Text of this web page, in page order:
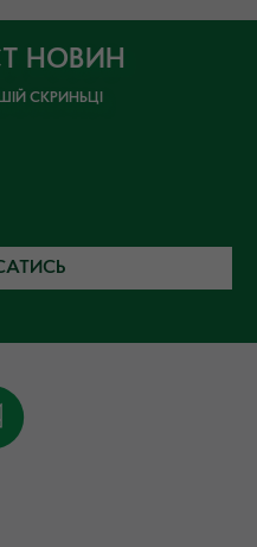
НОВИН
СКРИНЬЦІ